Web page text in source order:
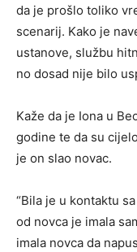
da je prošlo toliko
scenarij. Kako je
ustanove, službu
no dosad nije bilo
Kaže da je Iona u
godine te da su
je on slao novac.
“Bila je u kontaktu
od novca je imala
imala novca da